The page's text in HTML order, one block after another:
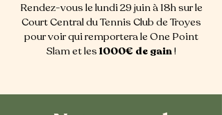
Rendez-vous le lundi 29 juin à 18h sur le
Court Central du Tennis Club de Troyes
pour voirqui remportera le One Point
Slam et les 1000€ de gain!